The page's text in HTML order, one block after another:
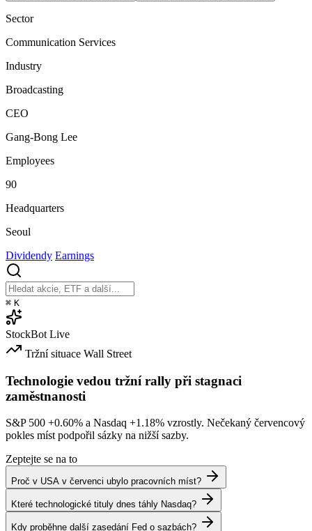
Sector
Communication Services
Industry
Broadcasting
CEO
Gang-Bong Lee
Employees
90
Headquarters
Seoul
Dividendy Earnings
⌘ K
StockBot Live
Tržní situace Wall Street
Technologie vedou tržní rally při stagnaci
zaměstnanosti
S&P 500 +0.60% a Nasdaq +1.18% vzrostly. Nečekaný červencový
pokles míst podpořil sázky na nižší sazby.
Zeptejte se na to
Proč v USA v červenci ubylo pracovních míst?
Které technologické tituly dnes táhly Nasdaq?
Kdy proběhne další zasedání Fed o sazbách?